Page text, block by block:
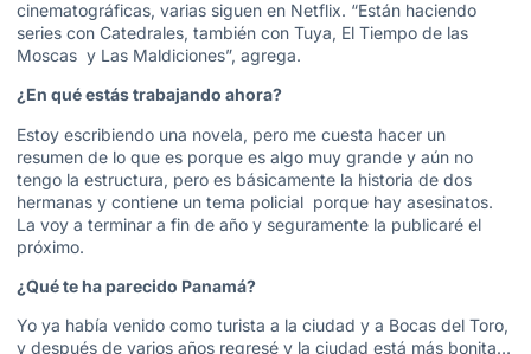
cinematográficas, varias siguen en Netflix. “Están haciendo
series con Catedrales, también con Tuya, El Tiempo de las
Moscas y Las Maldiciones”, agrega.
¿En qué estás trabajando ahora?
Estoy escribiendo una novela, pero me cuesta hacer un
resumen de lo que es porque es algo muy grande y aún no
tengo la estructura, pero es básicamente la historia de dos
hermanas y contiene un tema policial porque hay asesinatos.
La voy a terminar a fin de año y seguramente la publicaré el
próximo.
¿Qué te ha parecido Panamá?
Yo ya había venido como turista a la ciudad y a Bocas del Toro,
y después de varios años regresé y la ciudad está más bonita…